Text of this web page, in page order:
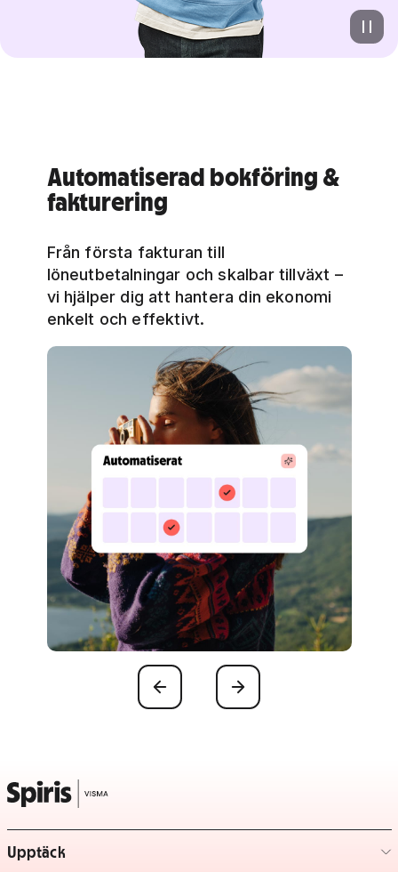
Automatiserad bokföring &
fakturering
Från första fakturan till
löneutbetalningar och skalbar tillväxt –
vi hjälper dig att hantera din ekonomi
enkelt och effektivt.
Föregående Nästa
Upptäck
– klicka för att expandera lista